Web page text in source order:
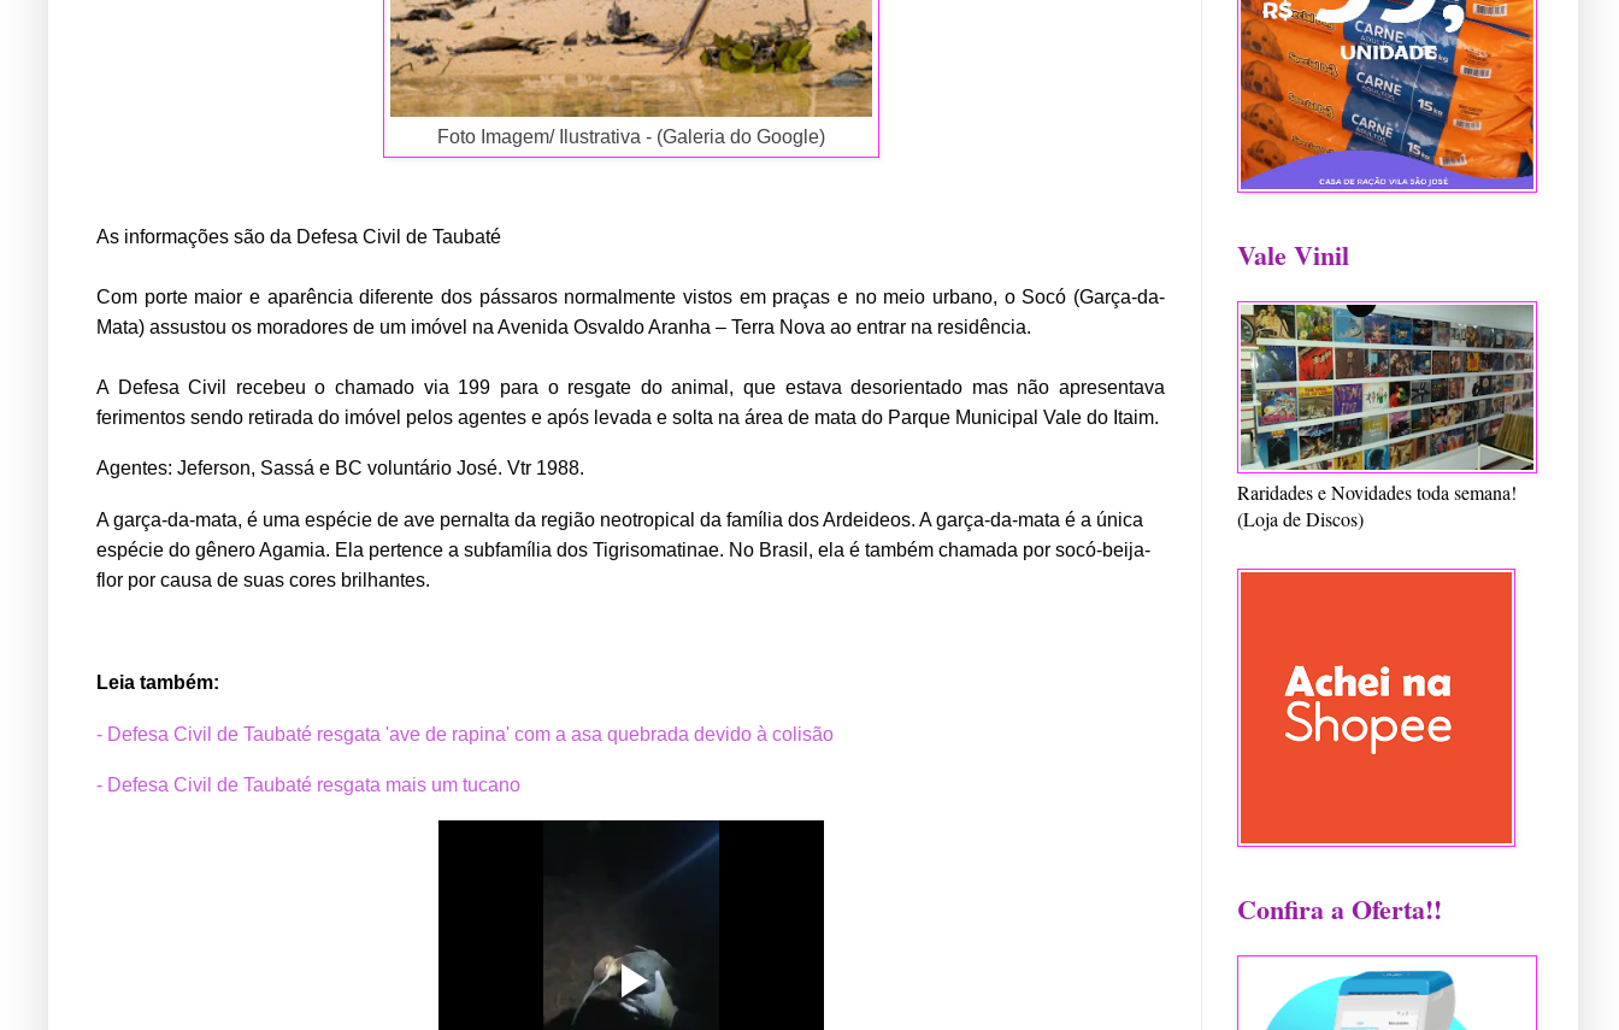
Foto Imagem/ Ilustrativa - (Galeria do Google)
As informações são da Defesa Civil de Taubaté
Com porte maior e aparência diferente dos pássaros normalmente vistos em praças e no meio urbano, o Socó (Garça-da-
Mata) assustou os moradores de um imóvel na Avenida Osvaldo Aranha – Terra Nova ao entrar na residência.
A Defesa Civil recebeu o chamado via 199 para o resgate do animal, que estava desorientado mas não apresentava
ferimentos sendo retirada do imóvel pelos agentes e após levada e solta na área de mata do Parque Municipal Vale do Itaim.
Agentes: Jeferson, Sassá e BC voluntário José. Vtr 1988.
A garça-da-mata, é uma espécie de ave pernalta da região neotropical da família dos Ardeideos. A garça-da-mata é a única
espécie do gênero Agamia. Ela pertence a subfamília dos Tigrisomatinae. No Brasil, ela é também chamada por socó-beija-
flor por causa de suas cores brilhantes.
Leia também:
- Defesa Civil de Taubaté resgata 'ave de rapina' com a asa quebrada devido à colisão
- Defesa Civil de Taubaté resgata mais um tucano
Vale Vinil
Raridades e Novidades toda semana!
(Loja de Discos)
Confira a Oferta!!